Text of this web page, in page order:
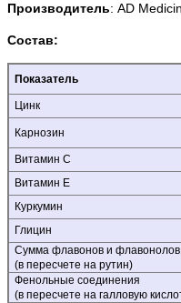
Производитель: AD
Состав:
Показатель
Цинк
Карнозин
Витамин С
Витамин Е
Куркумин
Глицин
Сумма флавонов и флавонолов
(в пересчете на рутин)
Фенольные соединения
(в пересчете на галловую